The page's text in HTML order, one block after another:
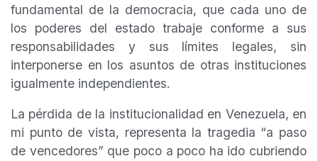
fundamental de la democracia, que cada uno de
los poderes del estado trabaje conforme a sus
responsabilidades y sus límites legales, sin
interponerse en los asuntos de otras instituciones
igualmente independientes.
La pérdida de la institucionalidad en Venezuela, en
mi punto de vista, representa la tragedia “a paso
de vencedores” que poco a poco ha ido cubriendo